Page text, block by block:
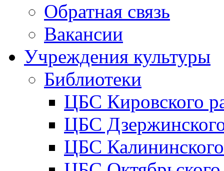
Обратная связь
Вакансии
Учреждения культуры
Библиотеки
ЦБС Кировского
ЦБС
ЦБС